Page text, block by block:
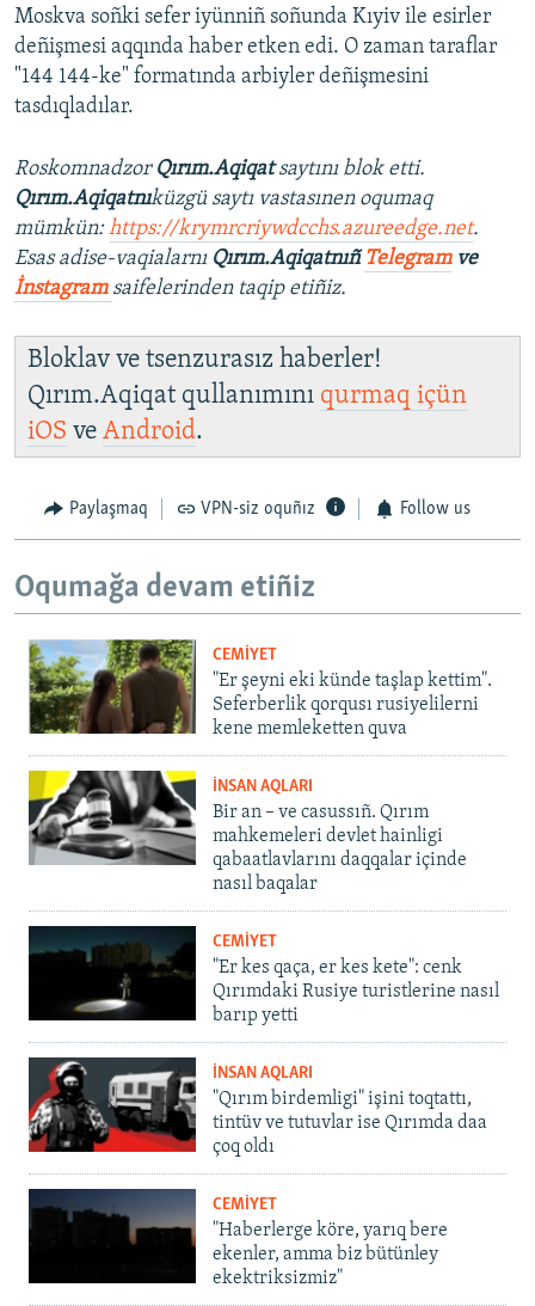
Moskva soñki sefer iyünniñ soñunda Kıyiv ile esirler
deñişmesi aqqında haber etken edi. O zaman taraflar
"144 144-ke" formatında arbiyler deñişmesini
tasdıqladılar.
Roskomnadzor Qırım.Aqiqatsaytını blok etti.
Qırım.Aqiqatnıküzgü saytı vastasınen oqumaq
mümkün:https://krymrcriywdcchs.azureedge.net.
Esas adise-vaqialarnı Qırım.Aqiqatnıñ Telegramve
İnstagram saifelerinden taqip etiñiz.
Bloklav ve tsenzurasız haberler!
Qırım.Aqiqat qullanımını qurmaq içün
iOS ve Android.
Paylaşmaq VPN-siz oquñız Follow us
Oqumağa devam etiñiz
CEMİYET
"Er şeyni eki künde taşlap kettim".
Seferberlik qorqusı rusiyelilerni
kene memleketten quva
İNSAN AQLARI
Bir an – ve casussıñ. Qırım
mahkemeleri devlet hainligi
qabaatlavlarını daqqalar içinde
nasıl baqalar
CEMİYET
"Er kes qaça, er kes kete": cenk
Qırımdaki Rusiye turistlerine nasıl
barıp yetti
İNSAN AQLARI
"Qırım birdemligi" işini toqtattı,
tintüv ve tutuvlar ise Qırımda daa
çoq oldı
CEMİYET
"Haberlerge köre, yarıq bere
ekenler, amma biz bütünley
ekektriksizmiz"